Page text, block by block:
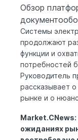
Обзор
Системы
продолжают
функции и
потребностей
Руководитель
рассказывает
рынке и о
ожиданиях